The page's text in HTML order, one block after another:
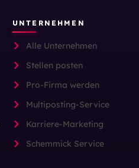
UNTERNEHMEN
Alle Unternehmen
Stellen posten
Pro-Firma werden
Multiposting-Service
Karriere-Marketing
Schemmick Service